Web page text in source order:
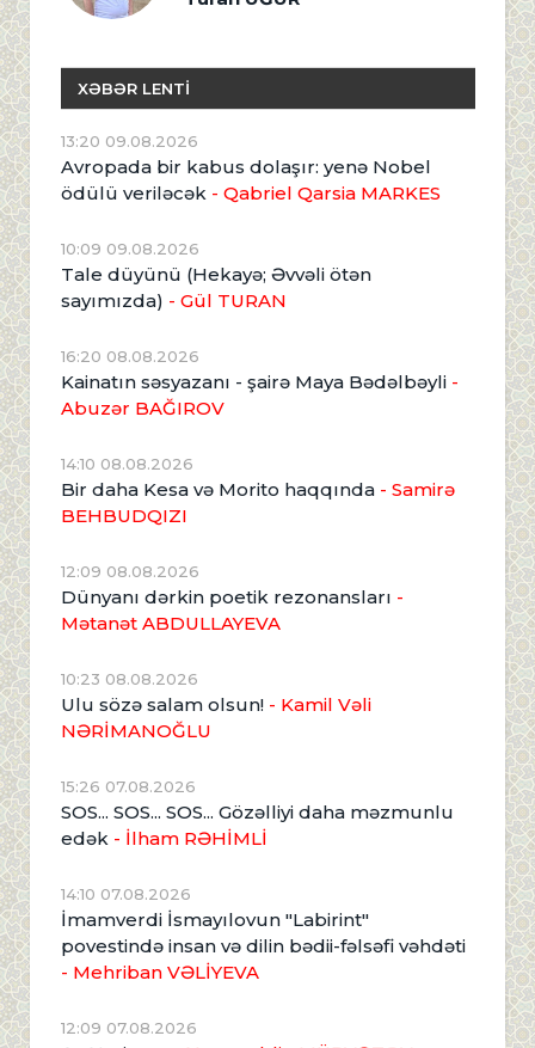
XƏBƏR LENTİ
13:20 09.08.2026
Avropada bir kabus dolaşır: yenə Nobel
ödülü veriləcək - Qabriel Qarsia MARKES
10:09 09.08.2026
Tale düyünü (Hekayə; Əvvəli ötən
sayımızda) - Gül TURAN
16:20 08.08.2026
Kainatın səsyazanı - şairə Maya Bədəlbəyli -
Abuzər BAĞIROV
14:10 08.08.2026
Bir daha Kesa və Morito haqqında - Samirə
BEHBUDQIZI
12:09 08.08.2026
Dünyanı dərkin poetik rezonansları -
Mətanət ABDULLAYEVA
10:23 08.08.2026
Ulu sözə salam olsun! - Kamil Vəli
NƏRİMANOĞLU
15:26 07.08.2026
SOS... SOS... SOS... Gözəlliyi daha məzmunlu
edək - İlham RƏHİMLİ
14:10 07.08.2026
İmamverdi İsmayılovun "Labirint"
povestində insan və dilin bədii-fəlsəfi vəhdəti
- Mehriban VƏLİYEVA
12:09 07.08.2026